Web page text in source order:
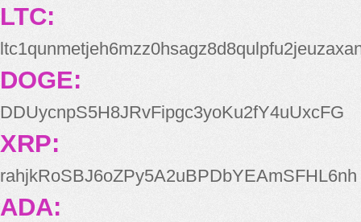
LTC:
DOGE:
DDUycnpS5H8JRvFipgc3yoKu2fY4uUxcFG
XRP:
rahjkRoSBJ6oZPy5A2uBPDbYEAmSFHL6nh
ADA: